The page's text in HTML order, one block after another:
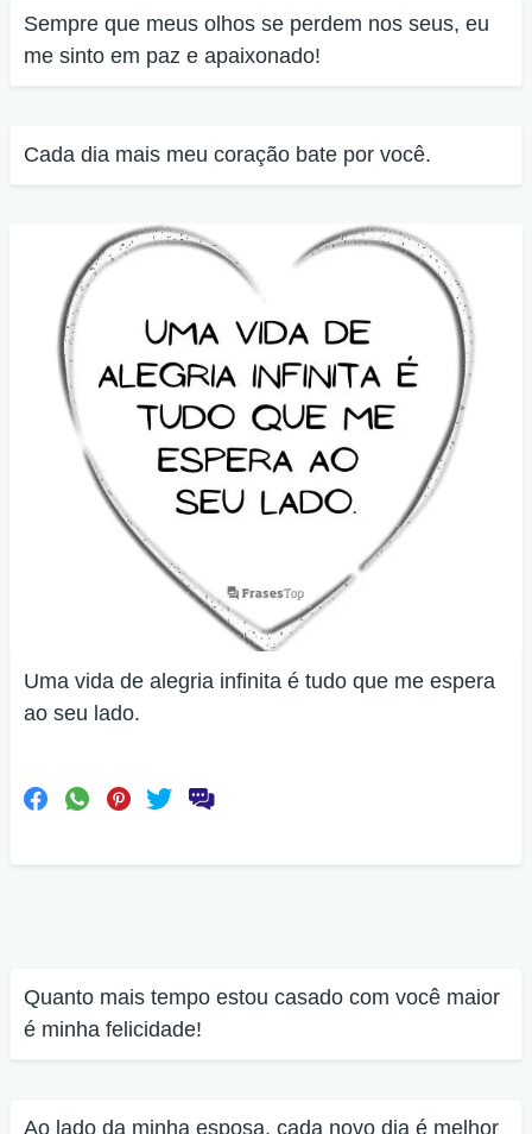
Sempre que meus olhos se perdem nos seus, eu
me sinto em paz e apaixonado!
Cada dia mais meu coração bate por você.
Uma vida de alegria infinita é tudo que me espera
ao seu lado.
Quanto mais tempo estou casado com você maior
é minha felicidade!
Ao lado da minha esposa, cada novo dia é melhor